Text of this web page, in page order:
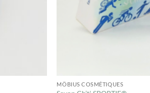
MÖBIUS COSMÉTIQUES